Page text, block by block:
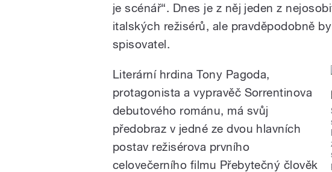
je scénář“. Dnes je z něj jeden z
italských režisérů, ale pravděpodobně
spisovatel.
Literární hrdina Tony Pagoda,
protagonista a vypravěč Sorrentinova
debutového románu, má svůj
předobraz v jedné ze dvou hlavních
postav režisérova prvního
celovečerního filmu Přebytečný člověk